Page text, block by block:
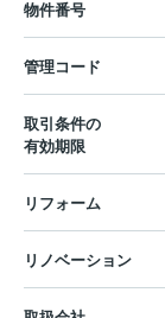
物件番号
管理コード
取引条件の
有効期限
リフォーム
リノベーション